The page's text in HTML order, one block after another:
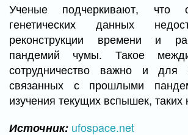
Ученые подчеркивают, что
генетических данных
реконструкции времени и
пандемий чумы. Такое
сотрудничество важно и для
связанных с прошлыми
изучения текущих вспышек, таких
Источник: ufospace.net